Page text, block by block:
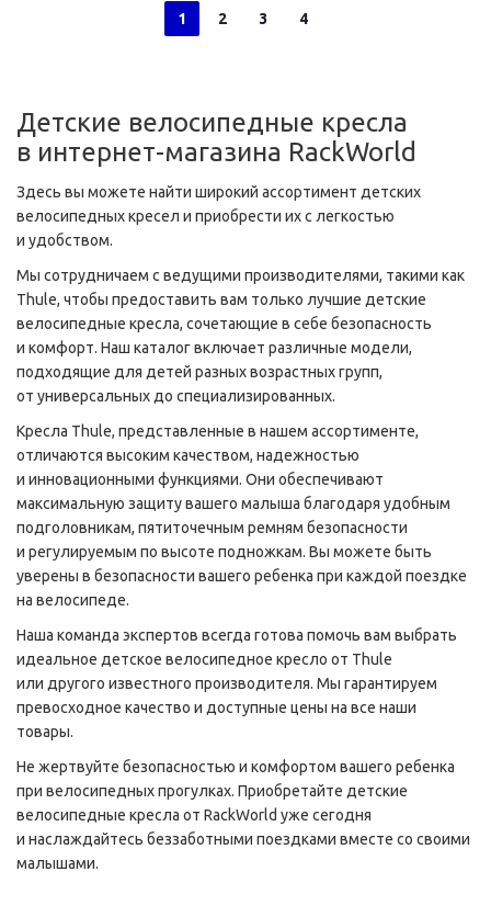
1 2 3 4
Детские велосипедные кресла
в интернет-магазина RackWorld
Здесь вы можете найти широкий ассортимент детских
велосипедных кресел и приобрести их с легкостью
и удобством.
Мы сотрудничаем с ведущими производителями, такими как
Thule, чтобы предоставить вам только лучшие детские
велосипедные кресла, сочетающие в себе безопасность
и комфорт. Наш каталог включает различные модели,
подходящие для детей разных возрастных групп,
от универсальных до специализированных.
Кресла Thule, представленные в нашем ассортименте,
отличаются высоким качеством, надежностью
и инновационными функциями. Они обеспечивают
максимальную защиту вашего малыша благодаря удобным
подголовникам, пятиточечным ремням безопасности
и регулируемым по высоте подножкам. Вы можете быть
уверены в безопасности вашего ребенка при каждой поездке
на велосипеде.
Наша команда экспертов всегда готова помочь вам выбрать
идеальное детское велосипедное кресло от Thule
или другого известного производителя. Мы гарантируем
превосходное качество и доступные цены на все наши
товары.
Не жертвуйте безопасностью и комфортом вашего ребенка
при велосипедных прогулках. Приобретайте детские
велосипедные кресла от RackWorld уже сегодня
и наслаждайтесь беззаботными поездками вместе со своими
малышами.